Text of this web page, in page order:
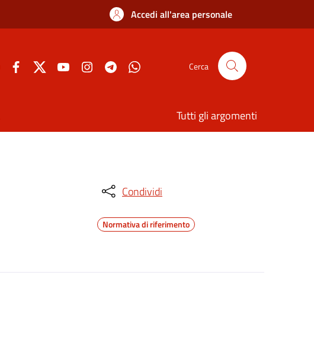
Accedi all'area personale
Cerca
Tutti gli argomenti
Condividi
Normativa di riferimento